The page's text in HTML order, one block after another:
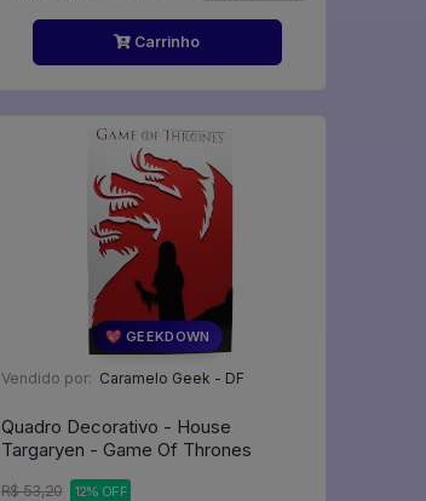
Carrinho
💖 GEEKDOWN
Vendido por: Caramelo Geek - DF
Quadro Decorativo - House
Targaryen - Game Of Thrones
R$ 53,20 12% OFF